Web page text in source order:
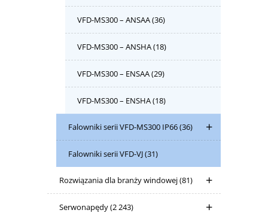
VFD-MS300 – ANSAA(36)
VFD-MS300 – ANSHA(18)
VFD-MS300 – ENSAA(29)
VFD-MS300 – ENSHA(18)
Falowniki serii VFD-MS300 IP66(36)
Falowniki serii VFD-VJ(31)
Rozwiązania dla branży windowej(81)
Serwonapędy(2 243)